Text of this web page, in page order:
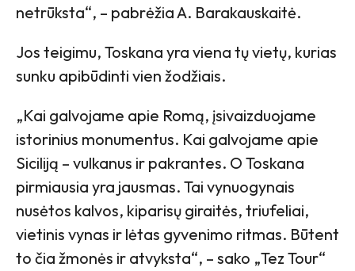
netrūksta“, – pabrėžia A. Barakauskaitė.
Jos teigimu, Toskana yra viena tų vietų, kurias
sunku apibūdinti vien žodžiais.
„Kai galvojame apie Romą, įsivaizduojame
istorinius monumentus. Kai galvojame apie
Siciliją – vulkanus ir pakrantes. O Toskana
pirmiausia yra jausmas. Tai vynuogynais
nusėtos kalvos, kiparisų giraitės, triufeliai,
vietinis vynas ir lėtas gyvenimo ritmas. Būtent
to čia žmonės ir atvyksta“, – sako „Tez Tour“